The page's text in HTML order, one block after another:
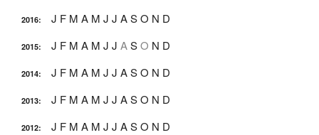
2016: J F M A M J J ASO N D
2015: J F M A M J J ASO N D
2014: J F M A M J J ASO N D
2013: J F M A M J J ASO N D
2012: J F M A M J J ASO N D